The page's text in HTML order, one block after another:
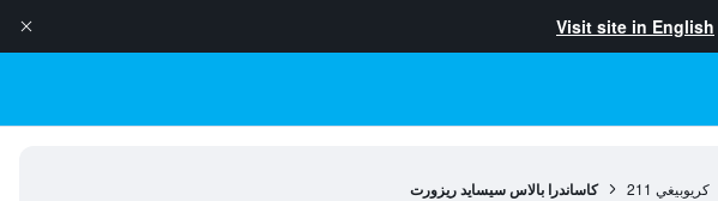
Visit site in English
كريوبيغي 211 كاساندرا بالاس سيسايد ريزورت